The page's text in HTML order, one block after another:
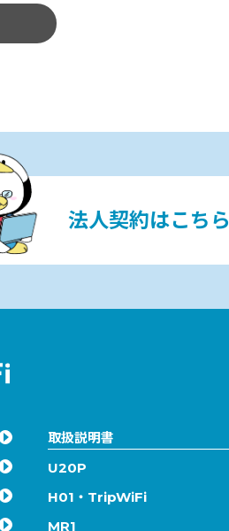
法人契約はこちら
取扱説明書
U20P
H01・TripWiFi
MR1